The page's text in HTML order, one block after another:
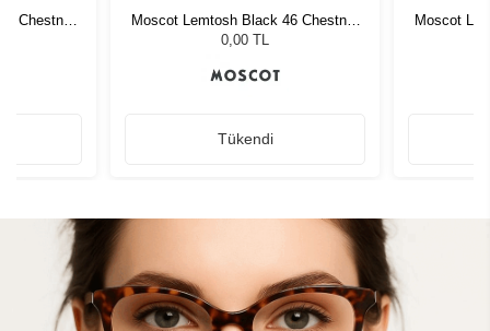
Chestnut
Moscot Lemtosh Black 46 Chestnut
Fade
0,00 TL
Tükendi
Moscot